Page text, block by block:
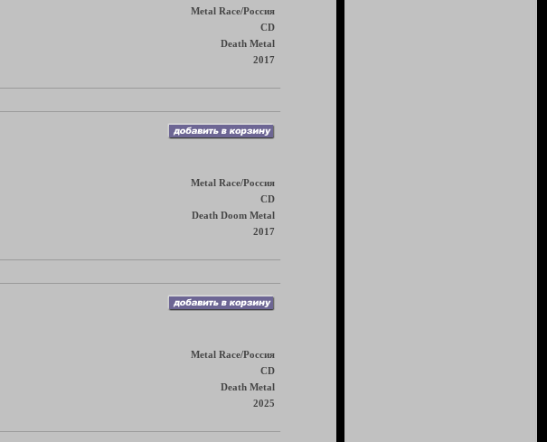
Metal Race/Россия
CD
Death Metal
2017
Metal Race/Россия
CD
Death Doom Metal
2017
Metal Race/Россия
CD
Death Metal
2025